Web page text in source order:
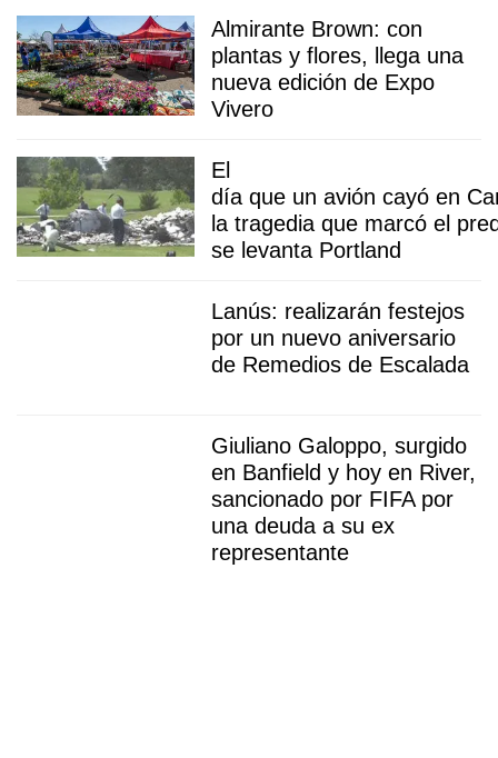
Almirante Brown: con
plantas y flores, llega una
nueva edición de Expo
Vivero
El
día que un avión cayó en
la tragedia que marcó el
se levanta Portland
Lanús: realizarán festejos
por un nuevo aniversario
de Remedios de Escalada
Giuliano Galoppo, surgido
en Banfield y hoy en River,
sancionado por FIFA por
una deuda a su ex
representante